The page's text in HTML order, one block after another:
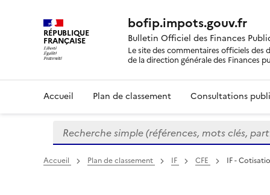
RÉPUBLIQUE
FRANÇAISE
bofip.impots.gouv.fr
Bulletin Officiel des Finances
Le site des commentaires officiels des
de la direction générale des Finances
Accueil Plan de classement Consultations
Formulaire
de
recherche
Recherche simple (références, mots clés,
Accueil Plan de classement IF CFE IF -